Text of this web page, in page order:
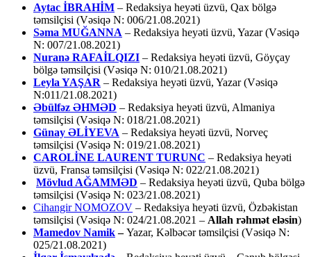
Aytac İBRAHİM – Redaksiya heyəti üzvü, Qax bölgə
təmsilçisi (Vəsiqə N: 006/21.08.2021)
Səma MUĞANNA – Redaksiya heyəti üzvü, Yazar (Vəsiqə
N: 007/21.08.2021)
Nuranə RAFAİLQIZI – Redaksiya heyəti üzvü, Göyçay
bölgə təmsilçisi (Vəsiqə N: 010/21.08.2021)
Leyla YAŞAR – Redaksiya heyəti üzvü, Yazar (Vəsiqə
N:011/21.08.2021)
Əbülfəz ƏHMƏD – Redaksiya heyəti üzvü, Almaniya
təmsilçisi (Vəsiqə N: 018/21.08.2021)
Günay ƏLİYEVA – Redaksiya heyəti üzvü, Norveç
təmsilçisi (Vəsiqə N: 019/21.08.2021)
CAROLİNE LAURENT TURUNC – Redaksiya heyəti
üzvü, Fransa təmsilçisi (Vəsiqə N: 022/21.08.2021)
Mövlud AĞAMMƏD – Redaksiya heyəti üzvü, Quba bölgə
təmsilçisi (Vəsiqə N: 023/21.08.2021)
Cihangir NOMOZOV – Redaksiya heyəti üzvü, Özbəkistan
təmsilçisi (Vəsiqə N: 024/21.08.2021 – Allah rəhmət eləsin)
Mamedov Namik–Yazar, Kəlbəcər təmsilçisi (Vəsiqə N:
025/21.08.2021)